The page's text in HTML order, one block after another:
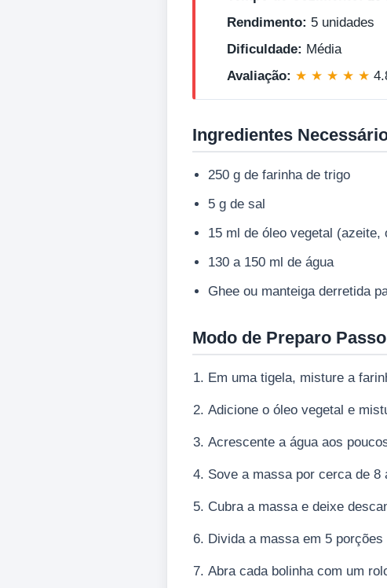
Rendimento: 5 unidades
Dificuldade: Média
Avaliação: ★ ★ ★ ★ ★
Ingredientes
250 g de farinha de trigo
5 g de sal
15 ml de óleo vegetal (azeite,
130 a 150 ml de água
Ghee ou manteiga derretida
Modo de Preparo
Em uma tigela, misture a
Adicione o óleo vegetal e
Acrescente a água aos
Sove a massa por cerca de
Cubra a massa e deixe
Divida a massa em 5
Abra cada bolinha com um